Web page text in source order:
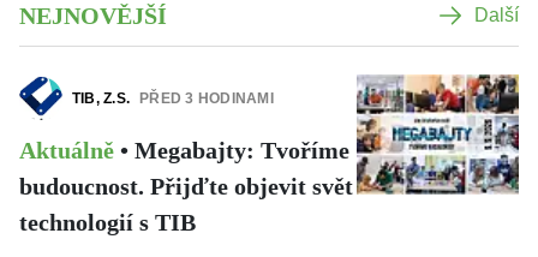
NEJNOVĚJŠÍ Další
TIB, Z.S. PŘED 3 HODINAMI
Aktuálně • Megabajty: Tvoříme
budoucnost. Přijďte objevit svět
technologií s TIB